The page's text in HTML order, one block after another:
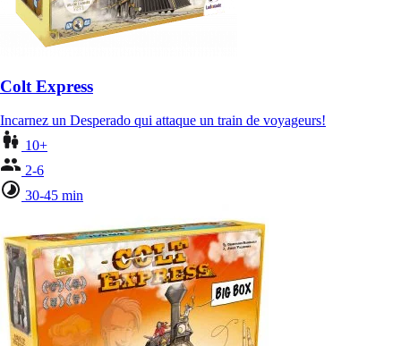
Colt Express
Incarnez un Desperado qui attaque un train de voyageurs!
10+
2-6
30-45 min